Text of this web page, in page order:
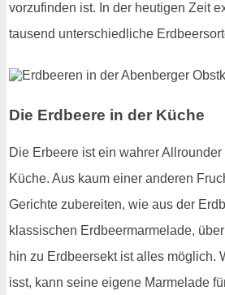
vorzufinden ist. In der heutigen Zeit
tausend unterschiedliche
Die Erdbeere in der Küche
Die Erbeere ist ein wahrer
Küche. Aus kaum einer anderen
Gerichte zubereiten, wie aus der
klassischen Erdbeermarmelade,
hin zu Erdbeersekt ist alles möglich.
isst, kann seine eigene Marmelade